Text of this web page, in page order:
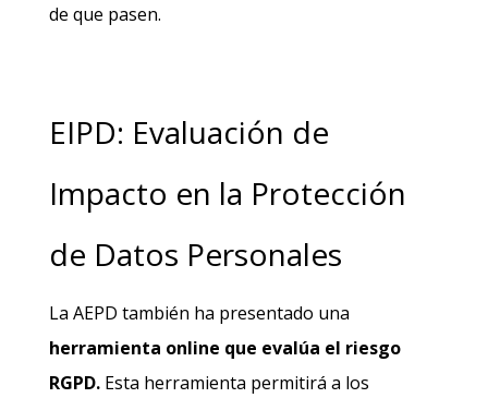
de que pasen.
EIPD: Evaluación de
Impacto en la Protección
de Datos Personales
La AEPD también ha presentado una
herramienta online que evalúa el riesgo
RGPD.Esta herramienta permitirá a los